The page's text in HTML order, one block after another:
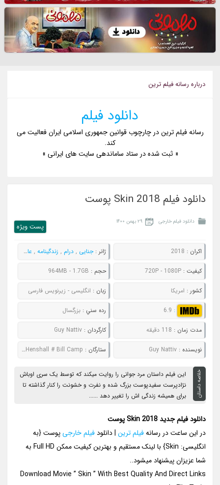
درباره رسانه فيلم ترين
دانلود فیلم
رسانه فیلم ترین در چارچوب قوانین جمهوری اسلامی ایران فعالیت می
کند.
« ثبت شده در ستاد ساماندهی سایت های ایرانی »
دانلود فیلم Skin 2018 پوست
دانلود فیلم خارجی ۲۹ بهمن ۱۴۰۰
پست ويژه
اکران : 2018 ژانر :جنایی , درام , زندگینامه , عاشقانه
کيفيت :720P - 1080P حجم : 964MB - 1.7GB
کشور : امریکا زبان : انگلیسی - زیرنویس فارسی
:
6.9 رده سني : بزرگسال
مدت زمان : 118 دقیقه کارگردان : Guy Nattiv
نويسنده :Guy Nattiv ستارگان : Jamie Bell # Danielle Macdonald # Daniel Henshall # Bill Camp
خلاصه داستان
این فیلم داستان مرد جوانی را روایت میکند که توسط یک سری اوباش
نژادپرست سفیدپوست بزرگ شده و نفرت و خشونت را کنار گذاشته تا
برای همیشه زندگی اش را تغییر دهد ......
دانلود فیلم جدید Skin 2018 پوست
در این ساعت در رسانهفیلم ترین | دانلودفیلم خارجیپوست {به
انگلیسی: Skin} با لینک مستقیم و بهترین کیفیت ممکن Full HD به
شما عزیزان پیشنهاد میشود..
Download Movie ” Skin ” With Best Quality And Direct Links